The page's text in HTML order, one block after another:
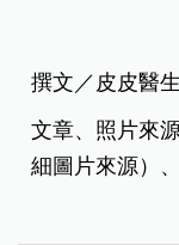
撰文／皮皮醫
文章、照片來
細圖片來源）